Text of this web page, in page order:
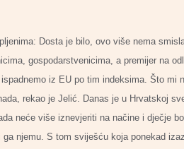
Dosta je bilo, ovo više nema
gospodarstvenicima, a premijer na
iz EU po tim indeksima. Što mi
rekao je Jelić. Danas je u Hrvatskoj
neće više iznevjeriti na načine i dječje
njemu. S tom sviješću koja ponekad